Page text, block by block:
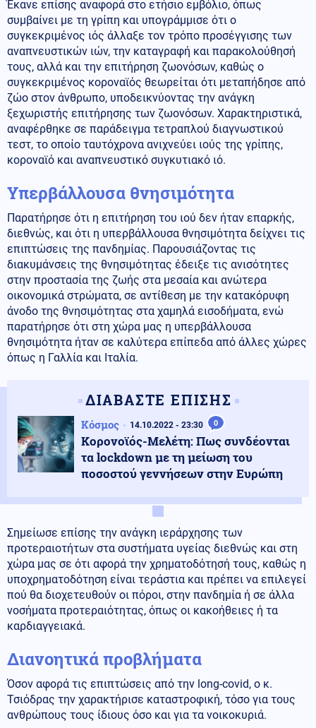
Έκανε επίσης αναφορά στο ετήσιο εμβόλιο, όπως
συμβαίνει με τη γρίπη και υπογράμμισε ότι ο
συγκεκριμένος ιός άλλαξε τον τρόπο προσέγγισης των
αναπνευστικών ιών, την καταγραφή και παρακολούθησή
τους, αλλά και την επιτήρηση ζωονόσων, καθώς ο
συγκεκριμένος κοροναϊός θεωρείται ότι μεταπήδησε από
ζώο στον άνθρωπο, υποδεικνύοντας την ανάγκη
ξεχωριστής επιτήρησης των ζωονόσων. Χαρακτηριστικά,
αναφέρθηκε σε παράδειγμα τετραπλού διαγνωστικού
τεστ, το οποίο ταυτόχρονα ανιχνεύει ιούς της γρίπης,
κοροναϊό και αναπνευστικό συγκυτιακό ιό.
Υπερβάλλουσα θνησιμότητα
Παρατήρησε ότι η επιτήρηση του ιού δεν ήταν επαρκής,
διεθνώς, και ότι η υπερβάλλουσα θνησιμότητα δείχνει τις
επιπτώσεις της πανδημίας. Παρουσιάζοντας τις
διακυμάνσεις της θνησιμότητας έδειξε τις ανισότητες
στην προστασία της ζωής στα μεσαία και ανώτερα
οικονομικά στρώματα, σε αντίθεση με την κατακόρυφη
άνοδο της θνησιμότητας στα χαμηλά εισοδήματα, ενώ
παρατήρησε ότι στη χώρα μας η υπερβάλλουσα
θνησιμότητα ήταν σε καλύτερα επίπεδα από άλλες χώρες
όπως η Γαλλία και Ιταλία.
ΔΙΑΒΑΣΤΕ ΕΠΙΣΗΣ
Κόσμος 14.10.2022 - 23:30 0
Κορονοϊός-Μελέτη: Πως συνδέονται
τα lockdown με τη μείωση του
ποσοστού γεννήσεων στην Ευρώπη
Σημείωσε επίσης την ανάγκη ιεράρχησης των
προτεραιοτήτων στα συστήματα υγείας διεθνώς και στη
χώρα μας σε ότι αφορά την χρηματοδότησή τους, καθώς η
υποχρηματοδότηση είναι τεράστια και πρέπει να επιλεγεί
πού θα διοχετευθούν οι πόροι, στην πανδημία ή σε άλλα
νοσήματα προτεραιότητας, όπως οι κακοήθειες ή τα
καρδιαγγειακά.
Διανοητικά προβλήματα
Όσον αφορά τις επιπτώσεις από την long-covid, ο κ.
Τσιόδρας την χαρακτήρισε καταστροφική, τόσο για τους
ανθρώπους τους ίδιους όσο και για τα νοικοκυριά.